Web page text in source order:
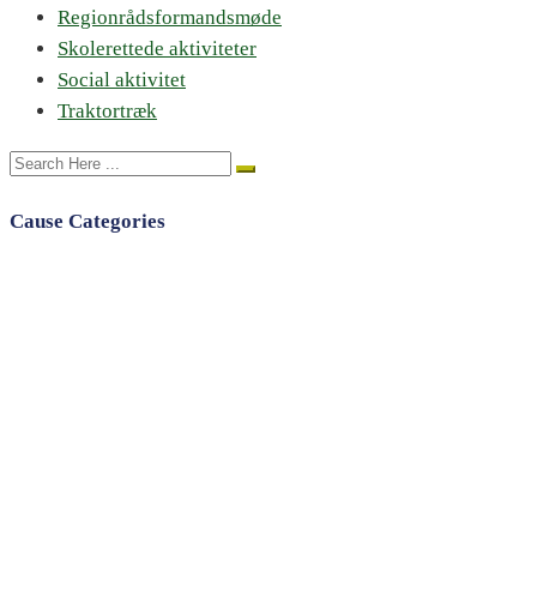
Regionrådsformandsmøde
Skolerettede aktiviteter
Social aktivitet
Traktortræk
Cause Categories